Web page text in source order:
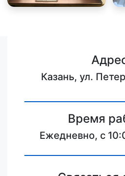
Казань, ул.
Время
Ежедневно, с